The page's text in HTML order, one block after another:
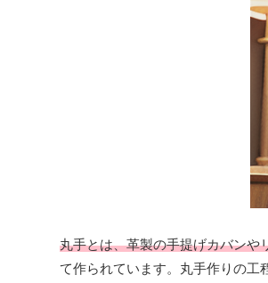
丸手とは、革製の手提げカバンや
て作られています。丸手作りの工